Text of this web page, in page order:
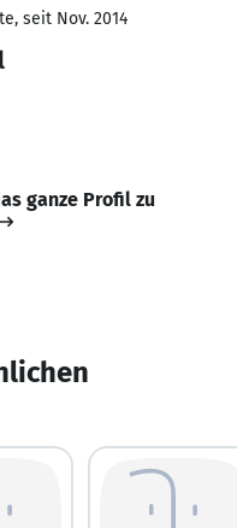
seit Nov. 2014
ganze Profil zu